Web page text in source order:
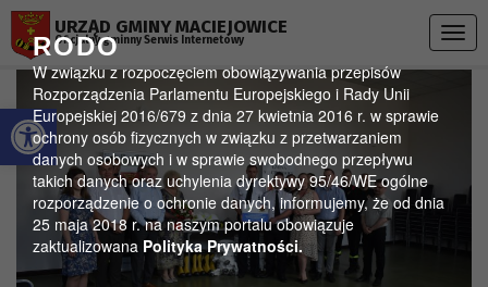
Otwórz pasek narzędzi
RODO
W związku z rozpoczęciem obowiązywania przepisów
Rozporządzenia Parlamentu Europejskiego i Rady Unii
Europejskiej 2016/679 z dnia 27 kwietnia 2016 r. w sprawie
ochrony osób fizycznych w związku z przetwarzaniem
danych osobowych i w sprawie swobodnego przepływu
takich danych oraz uchylenia dyrektywy 95/46/WE ogólne
rozporządzenie o ochronie danych, informujemy, że od dnia
25 maja 2018 r. na naszym portalu obowiązuje
zaktualizowana Polityka Prywatności.
URZĄD GMINY MACIEJOWICE
Oficjalny gminny Serwis Internetowy